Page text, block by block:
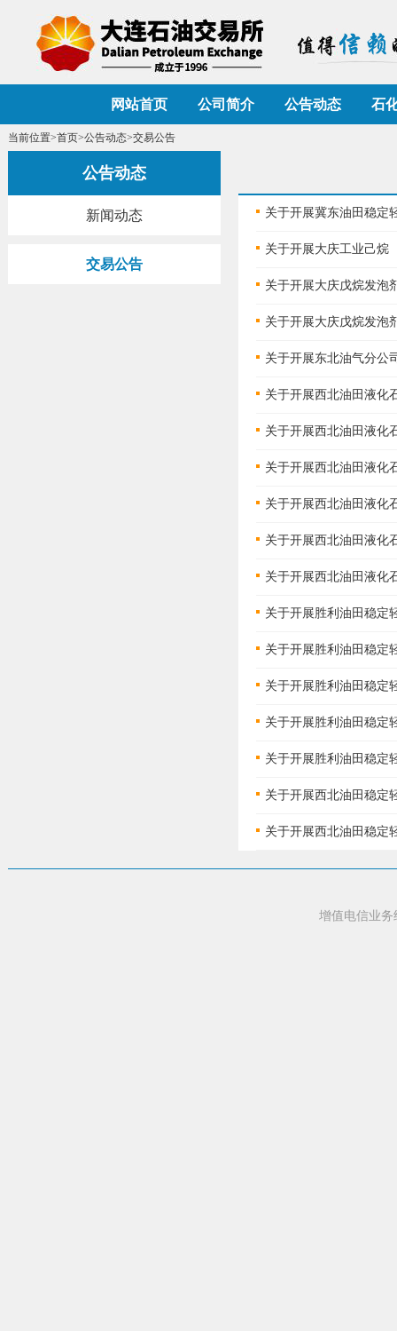
网站首页 公司简介 公告动态 石
当前位置>首页>公告动态>交易公告
公告动态
新闻动态
交易公告
关于开展冀东油田稳定
关于开展大庆工业己烷
关于开展大庆戊烷发泡
关于开展大庆戊烷发泡
关于开展东北油气分公
关于开展西北油田液化
关于开展西北油田液化
关于开展西北油田液化
关于开展西北油田液化
关于开展西北油田液化
关于开展西北油田液化
关于开展胜利油田稳定
关于开展胜利油田稳定
关于开展胜利油田稳定
关于开展胜利油田稳定
关于开展胜利油田稳定
关于开展西北油田稳定
关于开展西北油田稳定
增值电信业务